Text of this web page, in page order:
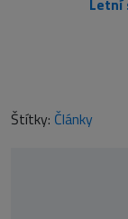
Štítky: Články